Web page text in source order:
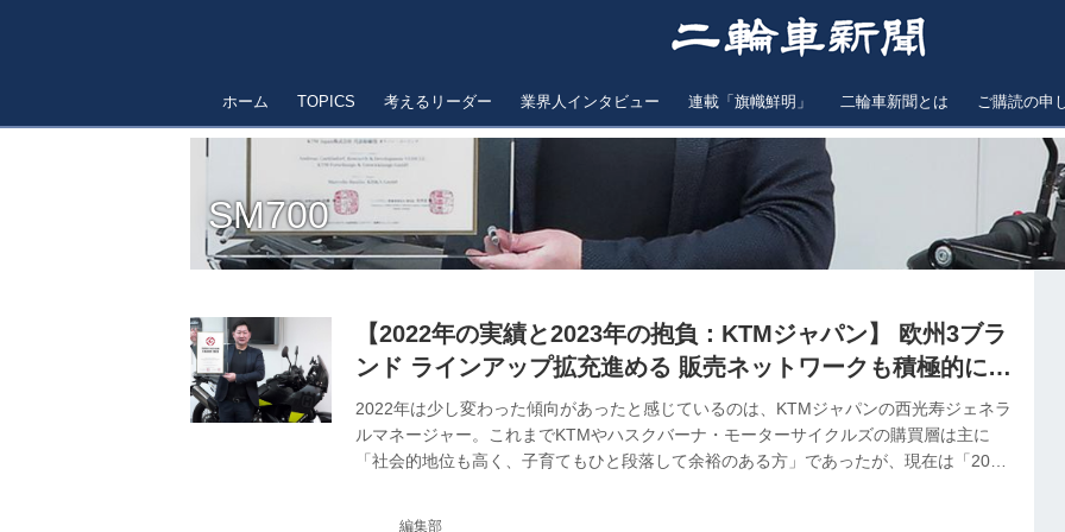
ホーム TOPICS 考えるリーダー 業界人インタビュー 連載「旗幟鮮明」 二輪車新聞とは ご購読の申
SM700
【2022年の実績と2023年の抱負：KTMジャパン】 欧州3ブラ
ンド ラインアップ拡充進める 販売ネットワークも積極的に拡
大
2022年は少し変わった傾向があったと感じているのは、KTMジャパンの西光寿ジェネラ
ルマネージャー。これまでKTMやハスクバーナ・モーターサイクルズの購買層は主に
「社会的地位も高く、子育てもひと段落して余裕のある方」であったが、現在は「20代
編集部